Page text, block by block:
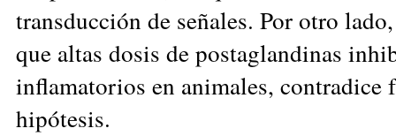
transducción de señales. Por otro
que altas dosis de postaglandinas
inflamatorios en animales, contradice
hipótesis.